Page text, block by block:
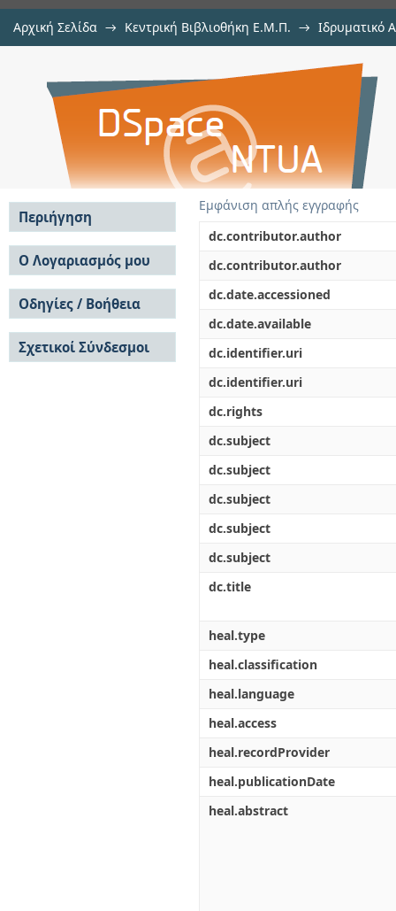
Αρχική Σελίδα → Κεντρική Βιβλιοθήκη Ε.Μ.Π. → Ιδρυματικό
Προγραμματισμός έργου
Εργαλεία και πρακτικές
Εμφάνιση απλής εγγραφής
dc.contributor.author
dc.contributor.author
dc.date.accessioned
dc.date.available
dc.identifier.uri
dc.identifier.uri
dc.rights
dc.subject
dc.subject
dc.subject
dc.subject
dc.subject
dc.title
heal.type
heal.classification
heal.language
heal.access
heal.recordProvider
heal.publicationDate
heal.abstract
Περιήγηση
Σε όλο το DSpace
Κοινότητες & Συλλογές
Ανά Ημερομηνία
Έκδοσης
Συγγραφείς
Τίτλοι
Θέματα
Ο Λογαριασμός μου
Σύνδεση
Εγγραφή
Οδηγίες / Βοήθεια
Οδηγίες Υποβολής
Οδηγίες Χρήσης ΙΑ
Συχνές Ερωτήσεις
Σχετικοί Σύνδεσμοι